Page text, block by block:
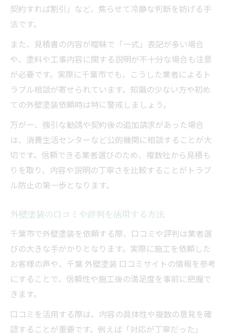
契約すれば割引」など、焦らせて冷静な判断を妨げる手
法です。
また、見積書の内容が曖昧で「一式」表記が多い場合
や、塗料や工事内容に関する説明が不十分な場合も注意
が必要です。実際に千葉市でも、こうした業者によるト
ラブル相談が寄せられています。知識の少ない方や初め
ての外壁塗装依頼時は特に警戒しましょう。
万が一、強引な勧誘や契約後の追加請求があった場合
は、消費生活センターなど公的機関に相談することが大
切です。信頼できる業者選びのため、複数社から見積も
りを取り、内容や説明の丁寧さを比較することがトラブ
ル防止の第一歩となります。
外壁塗装の口コミや評判を活用する方法
千葉市で外壁塗装を依頼する際、口コミや評判は業者選
びの大きな手がかりとなります。実際に施工を依頼した
お客様の声や、千葉 外壁塗装 口コミサイトの情報を参考
にすることで、信頼性や施工後の満足度を事前に把握で
きます。
口コミを活用する際は、内容の具体性や複数の意見を確
認することが重要です。例えば「対応が丁寧だった」